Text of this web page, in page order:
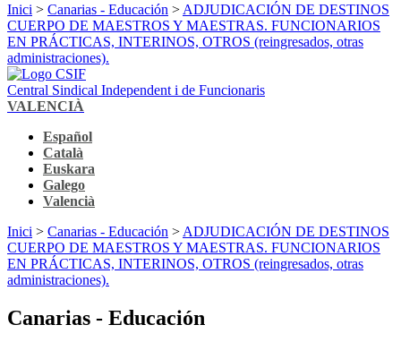
Inici > Canarias - Educación > ADJUDICACIÓN DE DESTINOS
CUERPO DE MAESTROS Y MAESTRAS. FUNCIONARIOS
EN PRÁCTICAS, INTERINOS, OTROS (reingresados, otras
administraciones).
Central Sindical Independent i de Funcionaris
VALENCIÀ
Español
Català
Euskara
Galego
Valencià
Inici > Canarias - Educación > ADJUDICACIÓN DE DESTINOS
CUERPO DE MAESTROS Y MAESTRAS. FUNCIONARIOS
EN PRÁCTICAS, INTERINOS, OTROS (reingresados, otras
administraciones).
Canarias - Educación